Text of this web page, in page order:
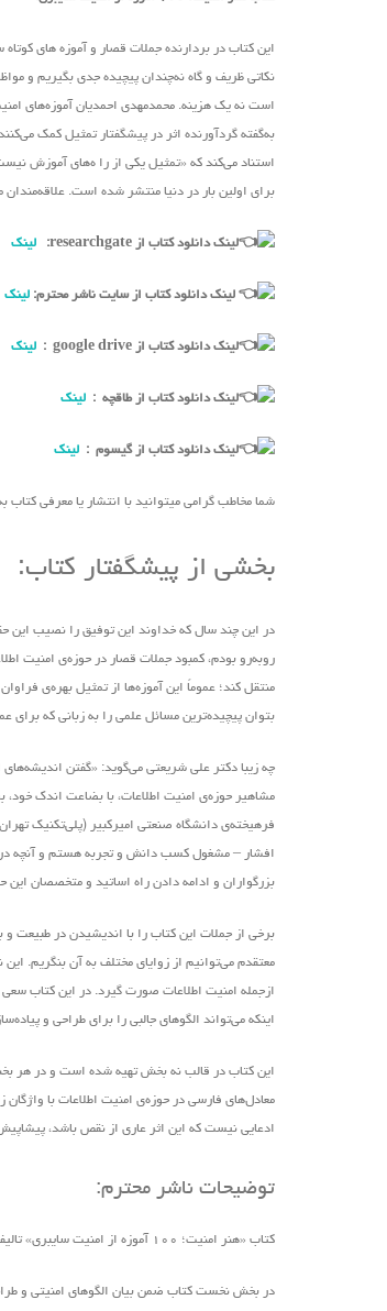
این کتاب در بردارنده جملات قصار و آموزه های
نکاتی ظریف و گاه نه‌چندان پیچیده جدی بگیریم و
است نه یک هزینه. محمدمهدی احمدیان آموزه‌های
به‌گفته گردآورنده اثر در پیشگفتار تمثیل کمک
استناد می‌کند که «تمثیل یکی از را ه‌های آموزش
برای اولین بار در دنیا منتشر شده است.
لینک دانلود کتاب از researchgate: لینک
لینک دانلود کتاب از سایت ناشر محترم: لینک
لینک دانلود کتاب از google drive : لینک
لینک دانلود کتاب از طاقچه : لینک
لینک دانلود کتاب از گیسوم : لینک
شما مخاطب گرامی میتوانید با انتشار یا معرفی
بخشی از پیشگفتار کتاب:
در این چند سال که خداوند این توفیق را نصیب این
روبه‌رو بودم، کمبود جملات قصار در حوزه‌ی امنیت
منتقل کند؛ عموماً این آموزه‌ها از تمثیل بهره‌ی
بتوان پیچیده‌ترین مسائل علمی را به زبانی که برای
چه زیبا دکتر علی شریعتی ‌می‌گوید: «گفتن
مشاهیر حوزه‌ی امنیت اطلاعات، با بضاعت اندک خود،
فرهیخته‌ی دانشگاه صنعتی امیرکبیر (پلی‌تکنیک
افشار – مشغول کسب دانش و تجربه هستم و آنچه در
بزرگواران و ادامه دادن راه اساتید و متخصصان
برخی از جملات این کتاب را با اندیشیدن در طبیعت
معتقدم می‌توانیم از زوایای مختلف به آن بنگریم.
ازجمله امنیت اطلاعات صورت گیرد. در این کتاب
اینکه می‌تواند الگوهای جالبی را برای طراحی و
این کتاب در قالب نه بخش تهیه ‌شده است و در هر بخش
معادل‌های فارسی در حوزه‌ی امنیت اطلاعات با
ادعایی نیست که این اثر عاری از نقص باشد،
توضیحات ناشر محترم:
کتاب «هنر امنیت؛ ۱۰۰ آموزه از امنیت سایبری» تالیف محمدمهدی احمدیان و زیر نظر دکتر علیرضا صالحی
در بخش نخست کتاب ضمن بیان الگوهای امنیتی و